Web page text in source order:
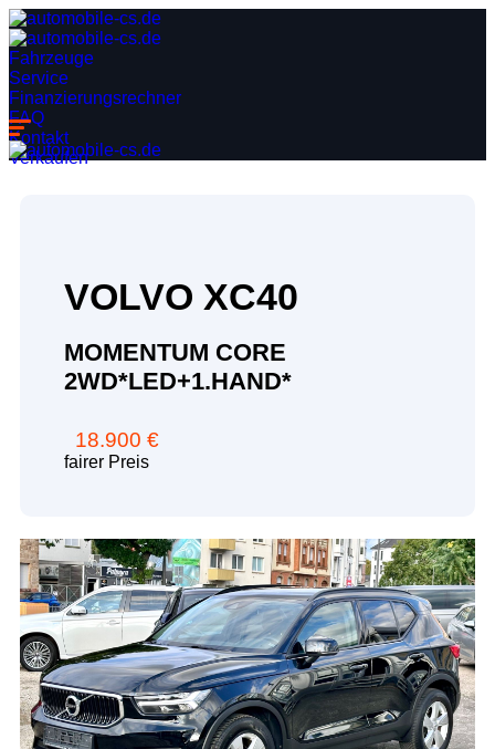
Fahrzeuge
Service
Finanzierungsrechner
FAQ
Kontakt
Verkaufen
VOLVO XC40
MOMENTUM CORE
2WD*LED+1.HAND*
18.900 €
fairer Preis